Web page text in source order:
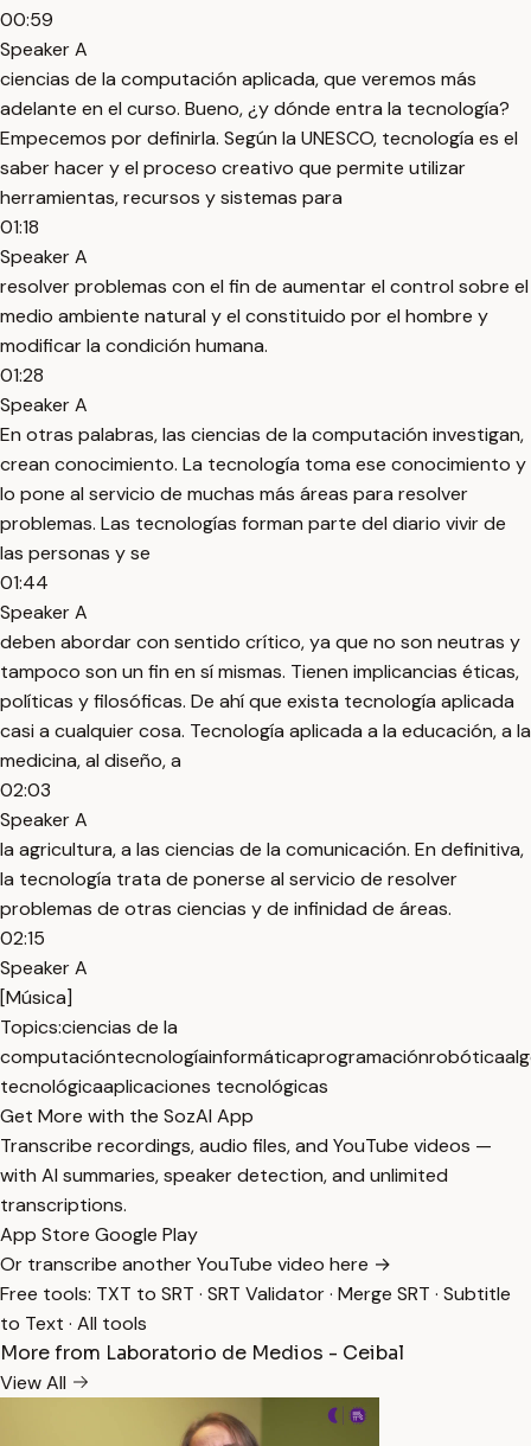
00:59
Speaker A
ciencias de la computación aplicada, que veremos más
adelante en el curso. Bueno, ¿y dónde entra la tecnología?
Empecemos por definirla. Según la UNESCO, tecnología es el
saber hacer y el proceso creativo que permite utilizar
herramientas, recursos y sistemas para
01:18
Speaker A
resolver problemas con el fin de aumentar el control sobre el
medio ambiente natural y el constituido por el hombre y
modificar la condición humana.
01:28
Speaker A
En otras palabras, las ciencias de la computación investigan,
crean conocimiento. La tecnología toma ese conocimiento y
lo pone al servicio de muchas más áreas para resolver
problemas. Las tecnologías forman parte del diario vivir de
las personas y se
01:44
Speaker A
deben abordar con sentido crítico, ya que no son neutras y
tampoco son un fin en sí mismas. Tienen implicancias éticas,
políticas y filosóficas. De ahí que exista tecnología aplicada
casi a cualquier cosa. Tecnología aplicada a la educación, a la
medicina, al diseño, a
02:03
Speaker A
la agricultura, a las ciencias de la comunicación. En definitiva,
la tecnología trata de ponerse al servicio de resolver
problemas de otras ciencias y de infinidad de áreas.
02:15
Speaker A
[Música]
Topics:ciencias de la
computacióntecnologíainformáticaprogramaciónrobótica
tecnológicaaplicaciones tecnológicas
Get More with the SozAI App
Transcribe recordings, audio files, and YouTube videos —
with AI summaries, speaker detection, and unlimited
transcriptions.
App Store Google Play
Or transcribe another YouTube video here →
Free tools: TXT to SRT · SRT Validator· Merge SRT · Subtitle
to Text · All tools
More from Laboratorio de Medios - Ceibal
View All